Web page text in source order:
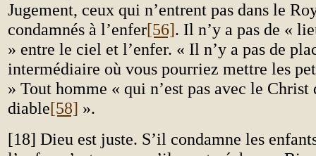
Jugement, ceux qui n’entrent pas dans le
condamnés à l’enfer[56]. Il n’y a pas de «
» entre le ciel et l’enfer. « Il n’y a pas de
intermédiaire où vous pourriez mettre les
» Tout homme « qui n’est pas avec le
diable[58] ».
[18] Dieu est juste. S’il condamne les